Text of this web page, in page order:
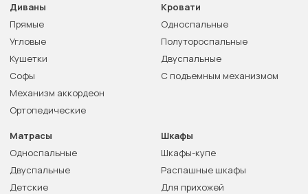
Диваны
Прямые
Угловые
Кушетки
Софы
Механизм аккордеон
Ортопедические
Кровати
Односпальные
Полутороспальные
Двуспальные
С подъемным механизмом
Матрасы
Односпальные
Двуспальные
Детские
Шкафы
Шкафы-купе
Распашные шкафы
Для прихожей